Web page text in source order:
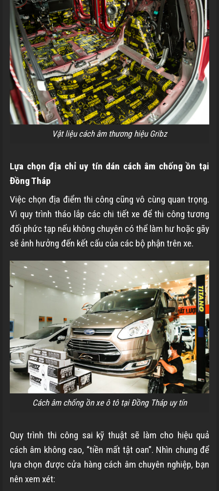
Vật liệu cách âm thương hiệu Gribz
Lựa chọn địa chỉ uy tín dán cách âm chống ồn tại
Đồng Tháp
Việc chọn địa điểm thi công cũng vô cùng quan trọng.
Vì quy trình tháo lắp các chi tiết xe để thi công tương
đối phức tạp nếu không chuyên có thể làm hư hoặc gãy
sẽ ảnh hưởng đến kết cấu của các bộ phận trên xe.
Cách âm chống ồn xe ô tô tại Đồng Tháp uy tín
Quy trình thi công sai kỹ thuật sẽ làm cho hiệu quả
cách âm không cao, “tiền mất tật oan”. Nhìn chung để
lựa chọn được cửa hàng cách âm chuyên nghiệp, bạn
nên xem xét: